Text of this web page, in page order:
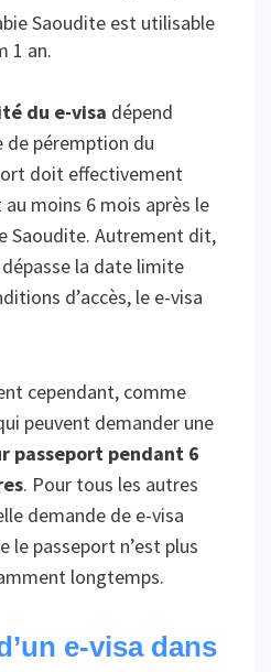
Saoudite est utilisable
1 an.
du e-visa dépend
de péremption du
doit effectivement
moins 6 mois après le
Saoudite. Autrement dit,
la date limite
d’accès, le e-visa
cependant, comme
peuvent demander une
passeport pendant 6
. Pour tous les autres
demande de e-visa
passeport n’est plus
longtemps.
e-visa dans